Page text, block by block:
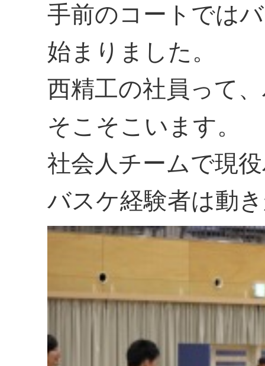
手前のコートでは
始まりました。
西精工の社員って
そこそこいます。
社会人チームで現
バスケ経験者は動